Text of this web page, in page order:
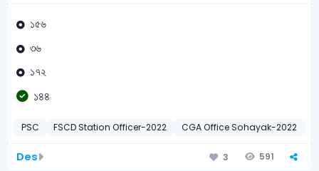
১৫৬
৩৬
১৭২
১৪৪
PSC FSCD Station Officer-2022 CGA Office Sohayak-2022
Des 3 591